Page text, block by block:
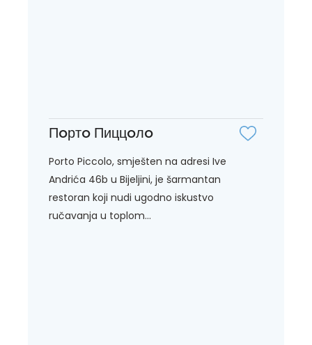
Пoртo Пиццoлo
Porto Piccolo, smješten na adresi Ive
Andrića 46b u Bijeljini, je šarmantan
restoran koji nudi ugodno iskustvo
ručavanja u toplom...